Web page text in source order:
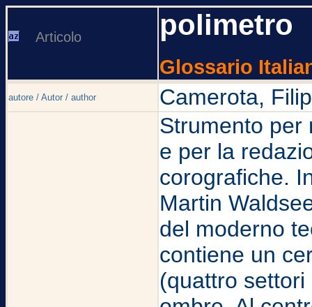
Articolo polimetro
Glossario
autore / Autor / author Camerota,
Strumento per
e per la
corografiche.
Martin
del moderno
contiene un
(quattro